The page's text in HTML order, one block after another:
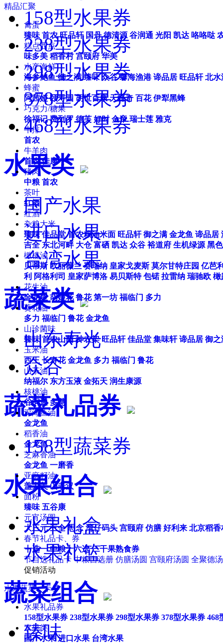
精品汇聚
禽蛋
臻味 首农 旺品轩 国丹 德清源 谷润通 光阳 凯达 咯咯哒
糕点西点
味多美 稻香村 宫颐府 华美
水产海鲜
海参鲍鱼 御之满 臻味 众谷 馨海渔港 谛品居 旺品轩 北水
蜂蜜
阿茜娅 颐寿园 胡世百康 天蜂奇 百花 伊犁黑蜂
巧克力/糖果
徐福记 费列罗 德芙 好时 金帝 瑞士莲 雅克
牛排
首农
牛羊肉
首农 佳康
猪肉
中粮 首农
茶叶
红酒
红酒
杂粮大米
臻味 佳品堂 首农粮油米面 旺品轩 御之满 金龙鱼 谛品居
吉全 东北河畔 大仓 富硒 凯达 众谷 裕道府 生机绿源 黑
橄榄油
贝蒂斯 欧丽薇兰 赛瑞纳 皇家戈麦斯 莫尔甘特庄园 亿芭
利 阿格利司 皇家萨博洛 易贝斯特 包锘 拉雷纳 瑞驰欧 橄
花生油
金龙鱼 胡姬花 鲁花 第一坊 福临门 多力
葵花油
多力 福临门 鲁花 金龙鱼
山珍菌味
臻味 首农山菌 神农架 旺品轩 佳品堂 集味轩 谛品居 御之
玉米油
西王 长寿花 金龙鱼 多力 福临门 鲁花
山茶油
纳福尔 东方玉液 金拓天 润生康源
核桃油
谷润通 多慧
深海鱼油
金龙鱼
稻香油
金龙鱼
芝麻香油
金龙鱼 一磨香
亚麻籽油
盖力美 山老汉
面粉
臻味 五谷康
元宵汤圆
大三元 三全 思念 湾仔码头 宫颐府 仿膳 好利来 北京稻香
春节礼品卡、券
十选一 中粮十六选一 干果熟食券
节自选礼品卡 中粮自选册 仿膳汤圆 宫颐府汤圆 全聚德
促销活动
水果蔬菜、卡券
水果礼品券
158型水果券 238型水果券 298型水果券 378型水果券 468
水果类
国产水果 进口水果 台湾水果
158型水果券
238型水果券
298型水果券
378型水果券
468型水果券
水果类
国产水果
进口水果
台湾水果
蔬菜类
山东寿光
众谷
蔬菜礼品券
158型蔬菜券
水果组合
水果礼盒
水果礼篮
蔬菜组合
臻味